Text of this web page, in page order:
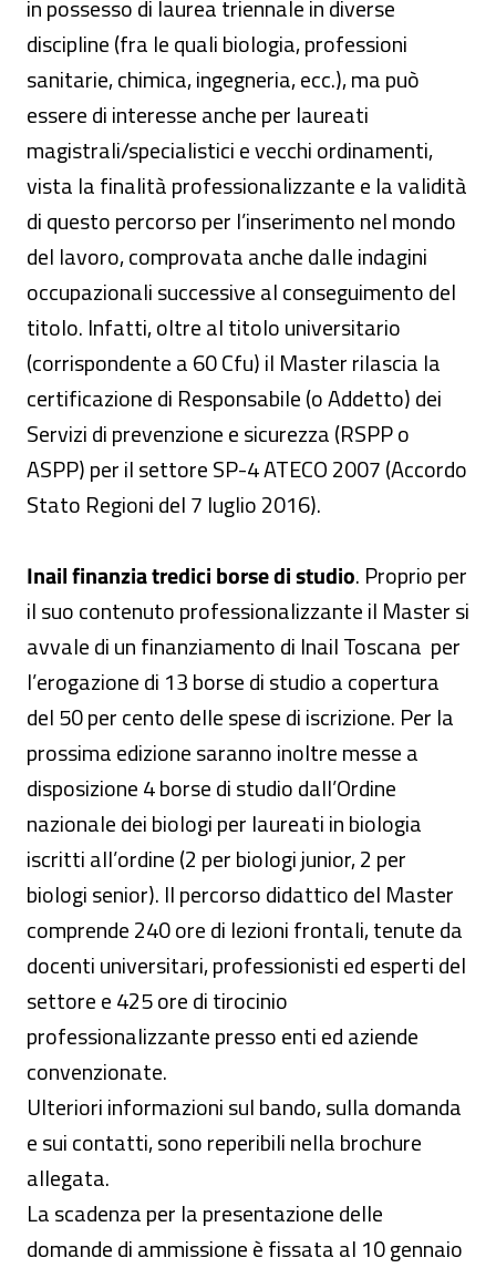
in possesso di laurea triennale in diverse
discipline (fra le quali biologia, professioni
sanitarie, chimica, ingegneria, ecc.), ma può
essere di interesse anche per laureati
magistrali/specialistici e vecchi ordinamenti,
vista la finalità professionalizzante e la validità
di questo percorso per l’inserimento nel mondo
del lavoro, comprovata anche dalle indagini
occupazionali successive al conseguimento del
titolo. Infatti, oltre al titolo universitario
(corrispondente a 60 Cfu) il Master rilascia la
certificazione di Responsabile (o Addetto) dei
Servizi di prevenzione e sicurezza (RSPP o
ASPP) per il settore SP-4 ATECO 2007 (Accordo
Stato Regioni del 7 luglio 2016).
Inail finanzia tredici borse di studio. Proprio per
il suo contenuto professionalizzante il Master si
avvale di un finanziamento di Inail Toscana per
l’erogazione di 13 borse di studio a copertura
del 50 per cento delle spese di iscrizione. Per la
prossima edizione saranno inoltre messe a
disposizione 4 borse di studio dall’Ordine
nazionale dei biologi per laureati in biologia
iscritti all’ordine (2 per biologi junior, 2 per
biologi senior). Il percorso didattico del Master
comprende 240 ore di lezioni frontali, tenute da
docenti universitari, professionisti ed esperti del
settore e 425 ore di tirocinio
professionalizzante presso enti ed aziende
convenzionate.
Ulteriori informazioni sul bando, sulla domanda
e sui contatti, sono reperibili nella brochure
allegata.
La scadenza per la presentazione delle
domande di ammissione è fissata al 10 gennaio